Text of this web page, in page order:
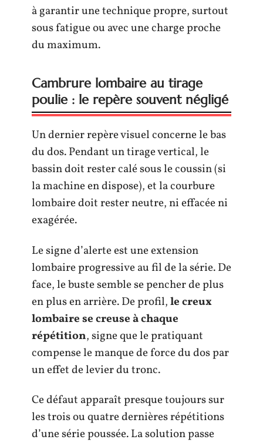
à garantir une technique propre, surtout
sous fatigue ou avec une charge proche
du maximum.
Cambrure lombaire au tirage
poulie : le repère souvent négligé
Un dernier repère visuel concerne le bas
du dos. Pendant un tirage vertical, le
bassin doit rester calé sous le coussin (si
la machine en dispose), et la courbure
lombaire doit rester neutre, ni effacée ni
exagérée.
Le signe d’alerte est une extension
lombaire progressive au fil de la série. De
face, le buste semble se pencher de plus
en plus en arrière. De profil,le creux
lombaire se creuse à chaque
répétition, signe que le pratiquant
compense le manque de force du dos par
un effet de levier du tronc.
Ce défaut apparaît presque toujours sur
les trois ou quatre dernières répétitions
d’une série poussée. La solution passe